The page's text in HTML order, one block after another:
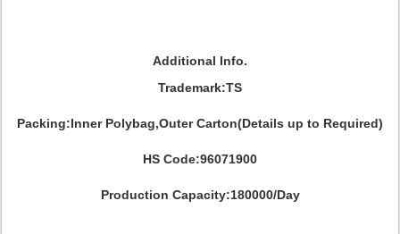
Additional Info.
Trademark:TS
Packing:Inner Polybag,Outer Carton(Details up to Required)
HS Code:96071900
Production Capacity:180000/Day